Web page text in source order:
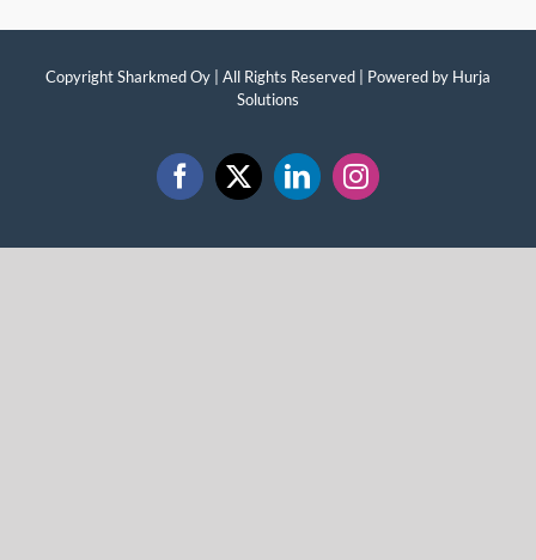
Copyright Sharkmed Oy | All Rights Reserved | Powered by Hurja
Solutions
Facebook
X LinkedInInstagram